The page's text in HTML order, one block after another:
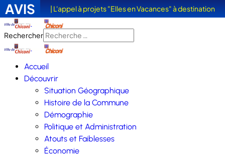
Rechercher
Accueil
Découvrir
Situation Géographique
Histoire de la Commune
Démographie
Politique et Administration
Atouts et Faiblesses
Économie
AVIS
| L'appel à projets "Elles en Vacances" à destination
des femmes victimes de violences est sorti